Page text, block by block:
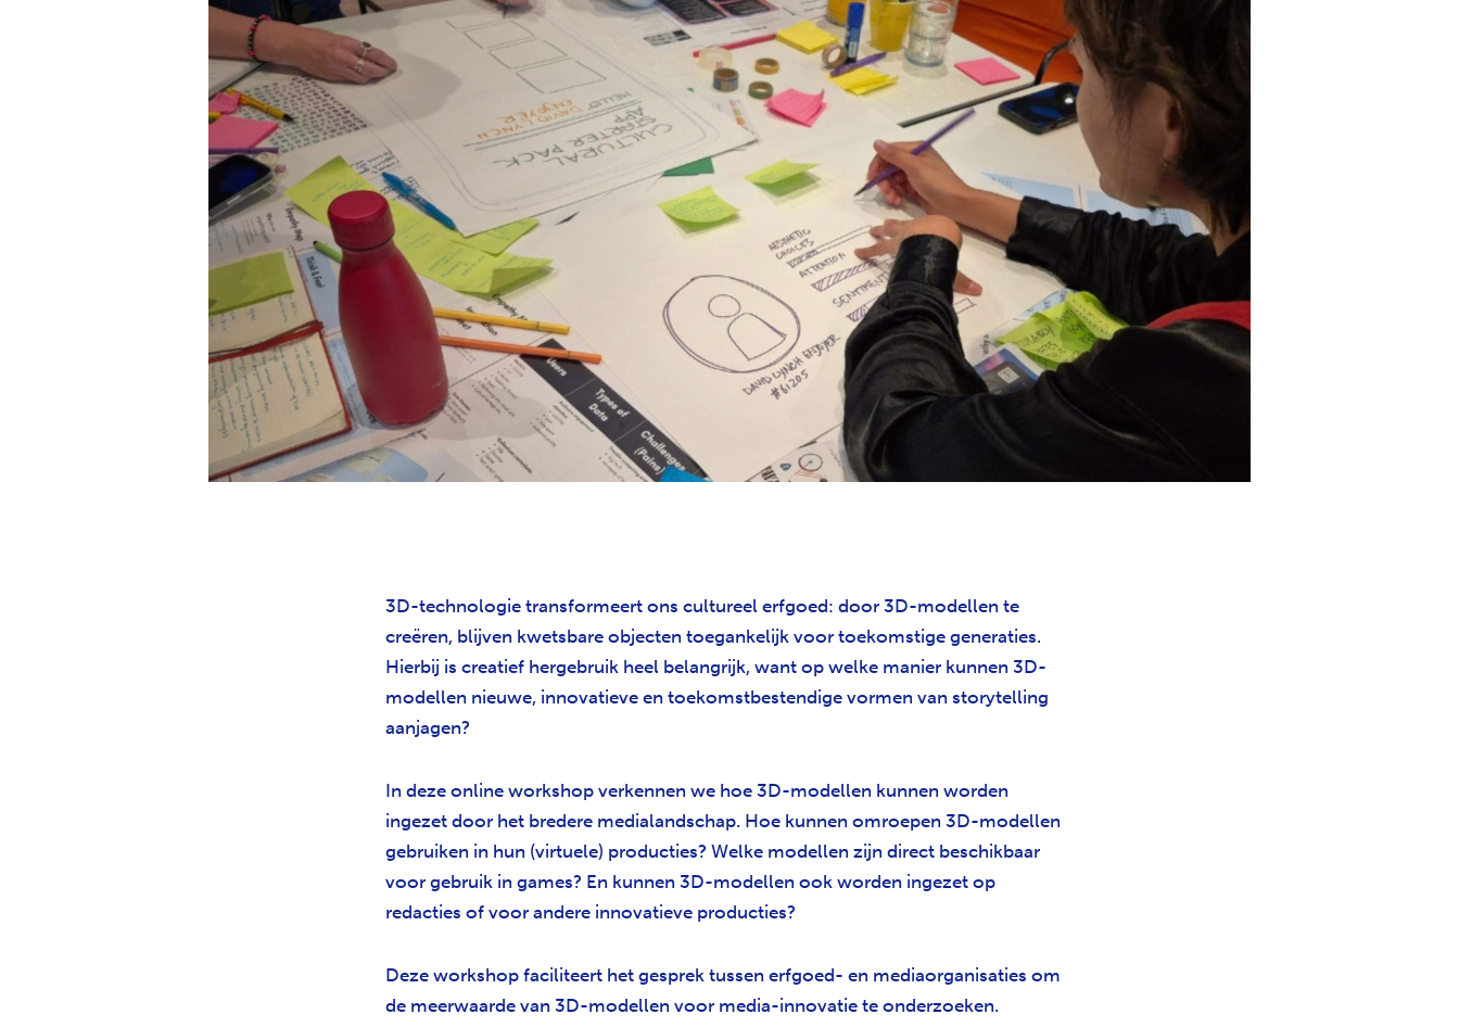
3D-technologie transformeert ons cultureel erfgoed: door 3D-modellen te
creëren, blijven kwetsbare objecten toegankelijk voor toekomstige generaties.
Hierbij is creatief hergebruik heel belangrijk, want op welke manier kunnen 3D-
modellen nieuwe, innovatieve en toekomstbestendige vormen van storytelling
aanjagen?
In deze online workshop verkennen we hoe 3D-modellen kunnen worden
ingezet door het bredere medialandschap. Hoe kunnen omroepen 3D-modellen
gebruiken in hun (virtuele) producties? Welke modellen zijn direct beschikbaar
voor gebruik in games? En kunnen 3D-modellen ook worden ingezet op
redacties of voor andere innovatieve producties?
Deze workshop faciliteert het gesprek tussen erfgoed- en mediaorganisaties om
de meerwaarde van 3D-modellen voor media-innovatie te onderzoeken.